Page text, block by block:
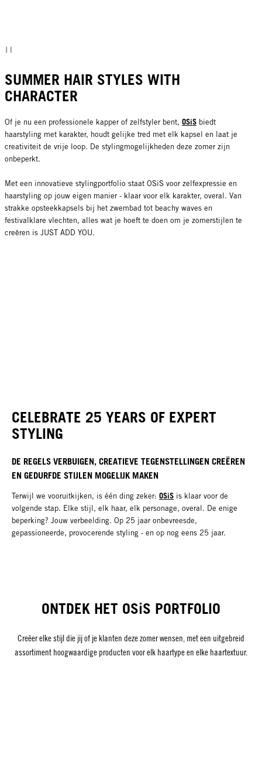
SUMMER HAIR STYLES WITH
CHARACTER
Of je nu een professionele kapper of zelfstyler bent, OSiS biedt
haarstyling met karakter, houdt gelijke tred met elk kapsel en laat je
creativiteit de vrije loop. De stylingmogelijkheden deze zomer zijn
onbeperkt.
Met een innovatieve stylingportfolio staat OSiS voor zelfexpressie en
haarstyling op jouw eigen manier - klaar voor elk karakter, overal. Van
strakke opsteekkapsels bij het zwembad tot beachy waves en
festivalklare vlechten, alles wat je hoeft te doen om je zomerstijlen te
creëren is JUST ADD YOU.
CELEBRATE 25 YEARS OF EXPERT
STYLING
DE REGELS VERBUIGEN, CREATIEVE TEGENSTELLINGEN CREËREN
EN GEDURFDE STIJLEN MOGELIJK MAKEN
Terwijl we vooruitkijken, is één ding zeker: OSiS is klaar voor de
volgende stap. Elke stijl, elk haar, elk personage, overal. De enige
beperking? Jouw verbeelding. Op 25 jaar onbevreesde,
gepassioneerde, provocerende styling - en op nog eens 25 jaar.
ONTDEK HET OSiS PORTFOLIO
Creëer elke stijl die jij of je klanten deze zomer wensen, met een uitgebreid
assortiment hoogwaardige producten voor elk haartype en elke haartextuur.